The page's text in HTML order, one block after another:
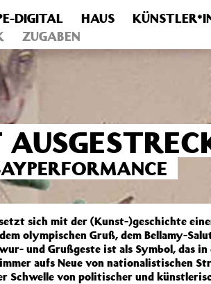
4.4.0 veraltet! Verwende
DIGITAL HAUS
ZUGABEN
sich mit der (Kunst-)geschichte
olympischen Gruß, dem Bellamy-
und Grußgeste ist als Symbol, das in
aufs Neue von nationalistischen
Schwelle von politischer und